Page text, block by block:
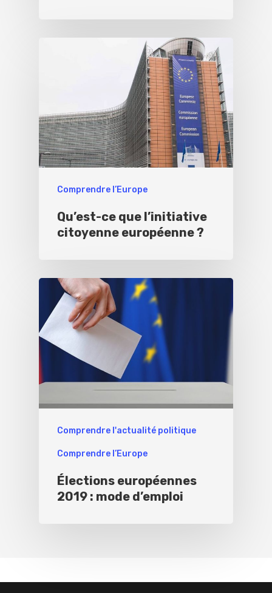
Comprendre l’Europe
Qu’est-ce que l’initiative
citoyenne européenne ?
Comprendre l'actualité politique
Comprendre l’Europe
Élections européennes
2019 : mode d’emploi